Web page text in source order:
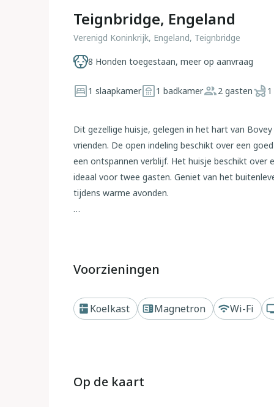
Teignbridge, Engeland
Verenigd Koninkrijk, Engeland, Teignbridge
8 Honden toegestaan, meer op aanvraag
1 slaapkamer 1 badkamer 2 gasten
Dit gezellige huisje, gelegen in het hart van
vrienden. De open indeling beschikt over een
een ontspannen verblijf. Het huisje beschikt over
ideaal voor twee gasten. Geniet van het
tijdens warme avonden.
voor één auto. Of u nu Exmoor of Dartmoor
Gasten hebben toegang tot Freeview-tv,
Voorzieningen
Koelkast Magnetron Wi-Fi
Op de kaart